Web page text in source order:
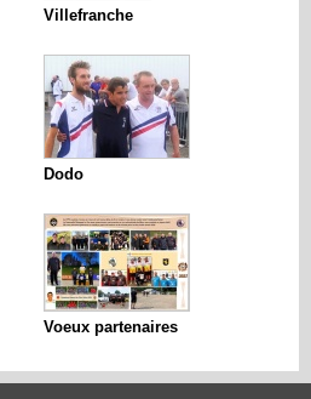
Villefranche
Dodo
Voeux partenaires